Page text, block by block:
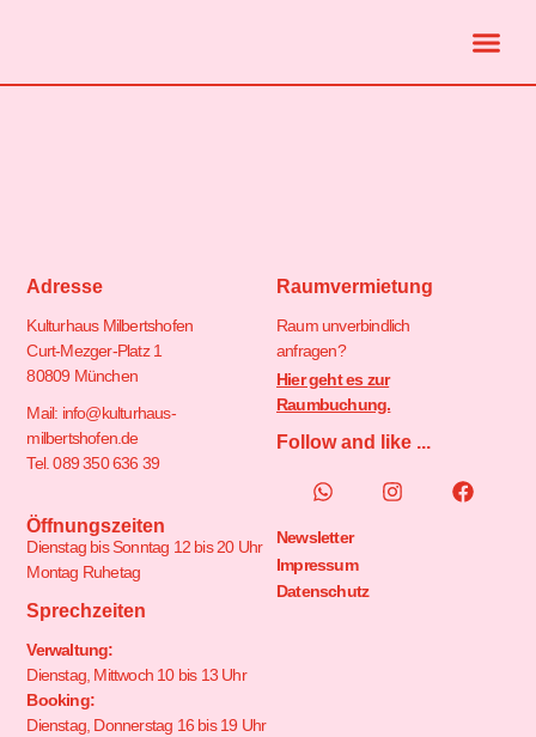
Adresse
Kulturhaus Milbertshofen
Curt-Mezger-Platz 1
80809 München
Mail: info@kulturhaus-
milbertshofen.de
Tel. 089 350 636 39
Öffnungszeiten
Dienstag bis Sonntag 12 bis 20 Uhr
Montag Ruhetag
Sprechzeiten
Verwaltung:
Dienstag, Mittwoch 10 bis 13 Uhr
Booking:
Dienstag, Donnerstag 16 bis 19 Uhr
Raumvermietung
Raum unverbindlich
anfragen?
Hier geht es zur
Raumbuchung.
Follow and like ...
Newsletter
Impressum
Datenschutz